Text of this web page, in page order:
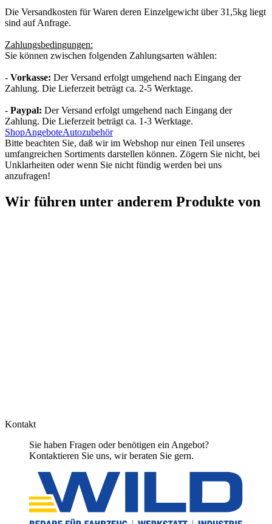
Die Versandkosten für Waren deren Einzelgewicht über 31,5kg liegt
sind auf Anfrage.
Zahlungsbedingungen:
Sie können zwischen folgenden Zahlungsarten wählen:
- Vorkasse: Der Versand erfolgt umgehend nach Eingang der
Zahlung. Die Lieferzeit beträgt ca. 2-5 Werktage.
- Paypal: Der Versand erfolgt umgehend nach Eingang der
Zahlung. Die Lieferzeit beträgt ca. 1-3 Werktage.
ShopAngeboteAutozubehör
Bitte beachten Sie, daß wir im Webshop nur einen Teil unseres
umfangreichen Sortiments darstellen können. Zögern Sie nicht, bei
Unklarheiten oder wenn Sie nicht fündig werden bei uns
anzufragen!
Wir führen unter anderem Produkte von
Kontakt
Sie haben Fragen oder benötigen ein Angebot?
Kontaktieren Sie uns, wir beraten Sie gern.